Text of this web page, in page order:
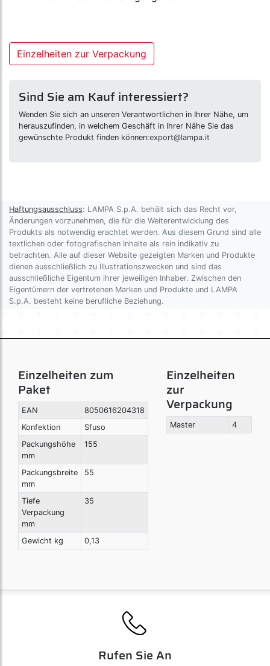
Einzelheiten zur Verpackung
Sind Sie am Kauf interessiert?
Wenden Sie sich an unseren Verantwortlichen in Ihrer Nähe, um
herauszufinden, in welchem Geschäft in Ihrer Nähe Sie das
gewünschte Produkt finden können:export@lampa.it
Haftungsausschluss: LAMPA S.p.A. behält sich das Recht vor,
Änderungen vorzunehmen, die für die Weiterentwicklung des
Produkts als notwendig erachtet werden. Aus diesem Grund sind alle
textlichen oder fotografischen Inhalte als rein indikativ zu
betrachten. Alle auf dieser Website gezeigten Marken und Produkte
dienen ausschließlich zu Illustrationszwecken und sind das
ausschließliche Eigentum ihrer jeweiligen Inhaber. Zwischen den
Eigentümern der vertretenen Marken und Produkte und LAMPA
S.p.A. besteht keine berufliche Beziehung.
Einzelheiten zum
Paket
EAN
8050616204318
Konfektion
Sfuso
Packungshöhe
mm
155
Packungsbreite
mm
55
Tiefe
Verpackung
mm
35
Gewicht kg 0,13
Einzelheiten
zur
Verpackung
Master 4
Rufen Sie An